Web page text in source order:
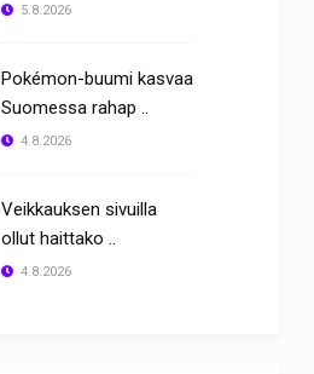
5.8.2026
Pokémon-buumi kasvaa
Suomessa rahap ..
4.8.2026
Veikkauksen sivuilla
ollut haittako ..
4.8.2026